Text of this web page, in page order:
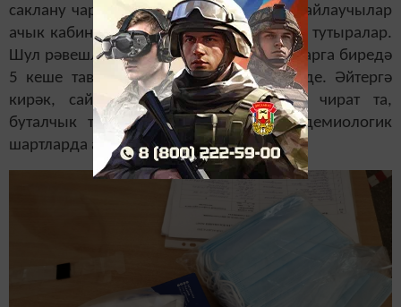
саклану чаралары да күрелгәннән соң сайлаучылар
ачык кабинкага керәләр һәм бюллетень тутыралар.
Шул рәвешле, иртәнге тугызынчы яртыларга биредә
5 кеше тавыш биреп өлгергән иде инде. Әйтергә
кирәк, сайлау участогында бернинди чират та,
буталчык та юк. Бу исә бүгенге эпидемиологик
шартларда аеруча мөһим.